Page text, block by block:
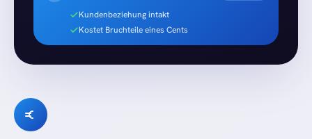
Kundenbeziehung intakt
Kostet Bruchteile eines Cents